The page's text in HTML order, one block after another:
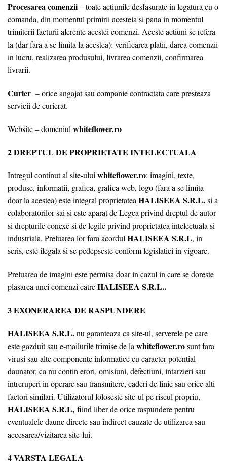
Procesarea comenzii– toate actiunile desfasurate in legatura cu o
comanda, din momentul primirii acesteia si pana in momentul
trimiterii facturii aferente acestei comenzi. Aceste actiuni se refera
la (dar fara a se limita la acestea): verificarea platii, darea comenzii
in lucru, realizarea produsului, livrarea comenzii, confirmarea
livrarii.
Curier – orice angajat sau companie contractata care presteaza
servicii de curierat.
Website – domeniul whiteflower.ro
2 DREPTUL DE PROPRIETATE INTELECTUALA
Intregul continut al site-uluiwhiteflower.ro: imagini, texte,
produse, informatii, grafica, grafica web, logo (fara a se limita
doar la acestea) este integral proprietateaHALISEEA S.R.L.si a
colaboratorilor sai si este aparat de Legea privind dreptul de autor
si drepturile conexe si de legile privind proprietatea intelectuala si
industriala. Preluarea lor fara acordulHALISEEA S.R.L, in
scris, este ilegala si se pedepseste conform legislatiei in vigoare.
Preluarea de imagini este permisa doar in cazul in care se doreste
plasarea unei comenzi catreHALISEEA S.R.L..
3 EXONERAREA DE RASPUNDERE
HALISEEA S.R.L.nu garanteaza ca site-ul, serverele pe care
este gazduit sau e-mailurile trimise de la whiteflower.rosunt fara
virusi sau alte componente informatice cu caracter potential
daunator, ca nu contin erori, omisiuni, defectiuni, intarzieri sau
intreruperi in operare sau transmitere, caderi de linie sau orice alti
factori similari. Utilizatorul foloseste site-ul pe riscul propriu,
HALISEEA S.R.L, fiind liber de orice raspundere pentru
eventualele daune directe sau indirect cauzate de utilizarea sau
accesarea/vizitarea site-lui.
4 VARSTA LEGALA